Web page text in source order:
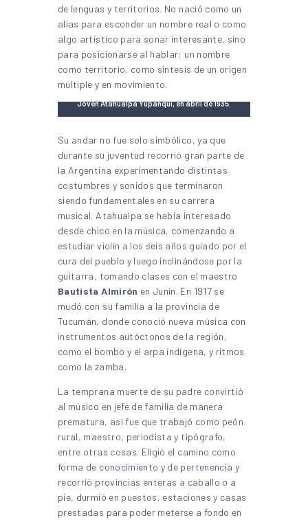
de lenguas y territorios. No nació como un
alias para esconder un nombre real o como
algo artístico para sonar interesante, sino
para posicionarse al hablar: un nombre
como territorio, como síntesis de un origen
múltiple y en movimiento.
Joven Atahualpa Yupanqui, en abril de 1935.
Su andar no fue solo simbólico, ya que
durante su juventud recorrió gran parte de
la Argentina experimentando distintas
costumbres y sonidos que terminaron
siendo fundamentales en su carrera
musical. Atahualpa se había interesado
desde chico en la música, comenzando a
estudiar violín a los seis años guiado por el
cura del pueblo y luego inclinándose por la
guitarra, tomando clases con el maestro
Bautista Almirón en Junín. En 1917 se
mudó con su familia a la provincia de
Tucumán, donde conoció nueva música con
instrumentos autóctonos de la región,
como el bombo y el arpa indígena, y ritmos
como la zamba.
La temprana muerte de su padre convirtió
al músico en jefe de familia de manera
prematura, así fue que trabajó como peón
rural, maestro, periodista y tipógrafo,
entre otras cosas. Eligió el camino como
forma de conocimiento y de pertenencia y
recorrió provincias enteras a caballo o a
pie, durmió en puestos, estaciones y casas
prestadas para poder meterse a fondo en